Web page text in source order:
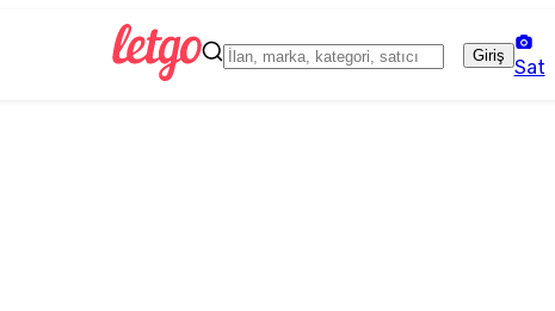
Giriş
Sat